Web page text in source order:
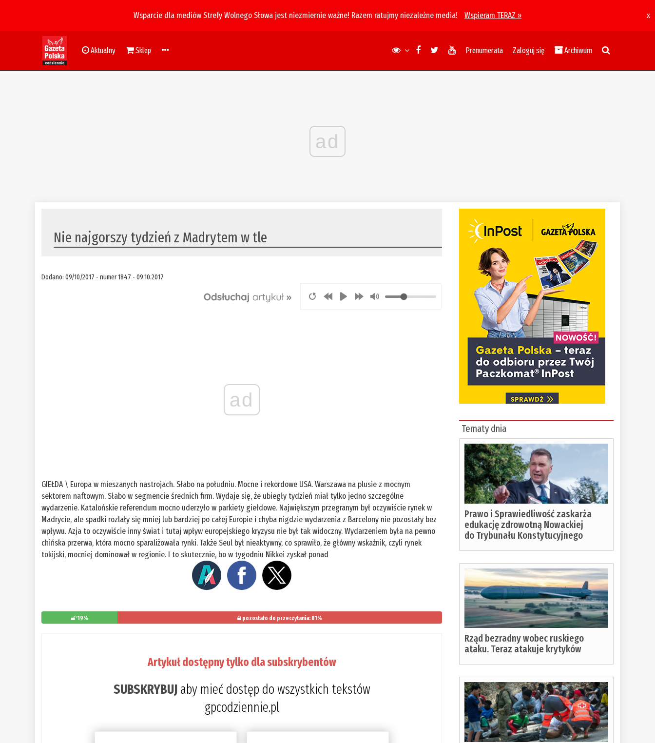
Wsparcie dla mediów Strefy Wolnego Słowa jest niezmiernie ważne! Razem ratujmy niezależne media! Wspieram TERAZ » x
Aktualny Sklep Prenumerata Zaloguj się Archiwum
ad
Nie najgorszy tydzień z Madrytem w tle
Dodano: 09/10/2017 - numer 1847 - 09.10.2017
ad
GIEŁDA \ Europa w mieszanych nastrojach. Słabo na południu. Mocne i rekordowe USA. Warszawa na plusie z mocnym
sektorem naftowym. Słabo w segmencie średnich firm. Wydaje się, że ubiegły tydzień miał tylko jedno szczególne
wydarzenie. Katalońskie referendum mocno uderzyło w parkiety giełdowe. Największym przegranym był oczywiście rynek w
Madrycie, ale spadki rozlały się mniej lub bardziej po całej Europie i chyba nigdzie wydarzenia z Barcelony nie pozostały bez
wpływu. Azja to oczywiście inny świat i tutaj wpływ europejskiego kryzysu nie był tak widoczny. Wydarzeniem była na pewno
chińska przerwa, która mocno sparaliżowała rynki. Także Seul był nieaktywny, co sprawiło, że główny wskaźnik, czyli rynek
tokijski, mocniej dominował w regionie. I to skutecznie, bo w tygodniu Nikkei zyskał ponad
19% pozostało do przeczytania: 81%
Artykuł dostępny tylko dla subskrybentów
SUBSKRYBUJaby mieć dostęp do wszystkich tekstów
gpcodziennie.pl
Tematy dnia
Prawo i Sprawiedliwość zaskarża
edukację zdrowotną Nowackiej
do Trybunału Konstytucyjnego
Rząd bezradny wobec ruskiego
ataku. Teraz atakuje krytyków